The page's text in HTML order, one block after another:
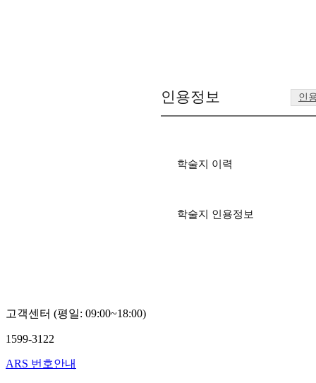
인용정보 인
학술지 이력
학술지 인용정보
고객센터 (평일: 09:00~18:00)
1599-3122
ARS 번호안내